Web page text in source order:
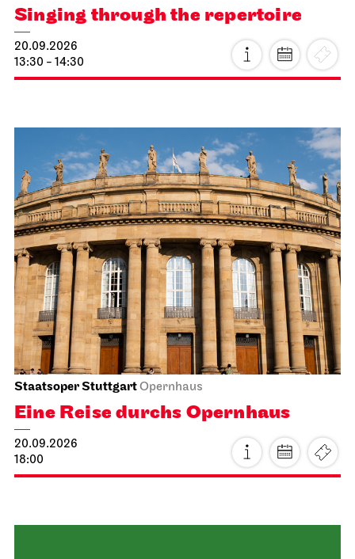
Singing through the repertoire
20.09.2026
13:30 - 14:30
Staatsoper StuttgartOpernhaus
Eine Reise durchs Opernhaus
20.09.2026
18:00